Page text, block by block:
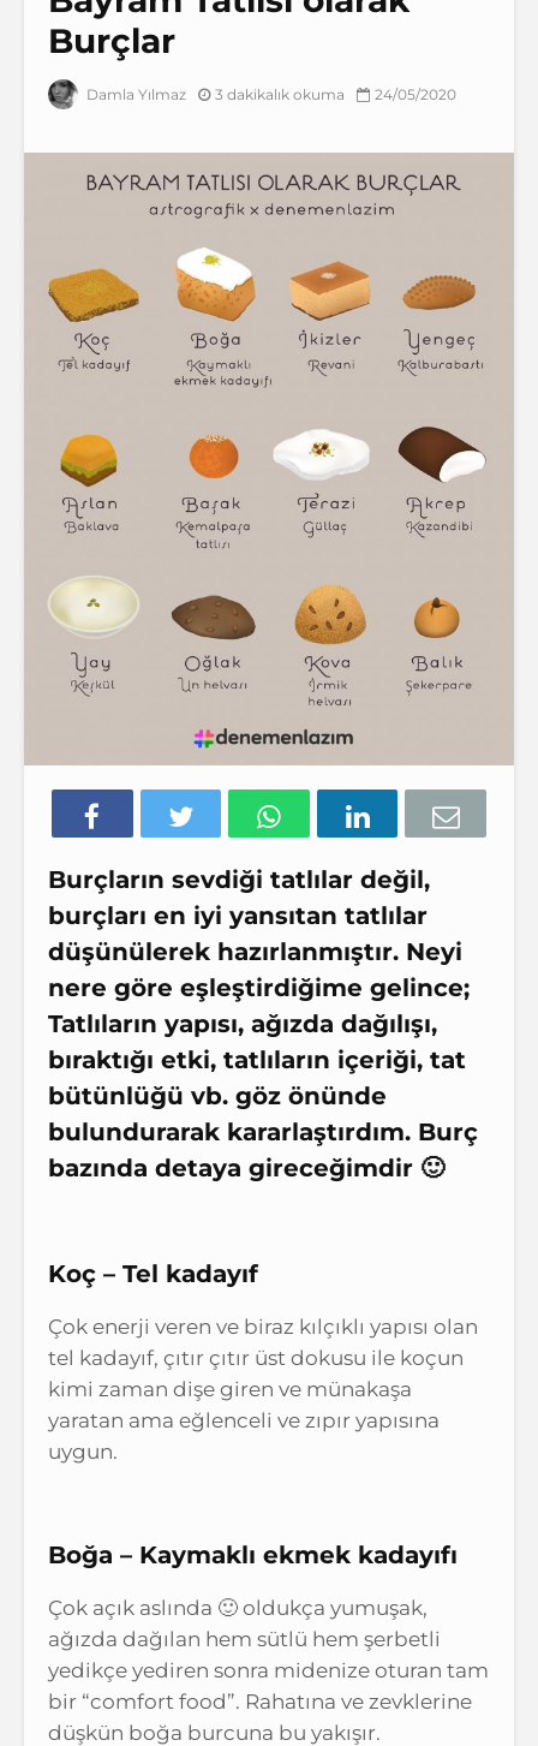
Burçlar
Damla Yılmaz 3 dakikalık okuma 24/05/2020
Burçların sevdiği tatlılar değil,
burçları en iyi yansıtan tatlılar
düşünülerek hazırlanmıştır. Neyi
nere göre eşleştirdiğime gelince;
Tatlıların yapısı, ağızda dağılışı,
bıraktığı etki, tatlıların içeriği, tat
bütünlüğü vb. göz önünde
bulundurarak kararlaştırdım. Burç
bazında detaya gireceğimdir 🙂
Koç – Tel kadayıf
Çok enerji veren ve biraz kılçıklı yapısı olan
tel kadayıf, çıtır çıtır üst dokusu ile koçun
kimi zaman dişe giren ve münakaşa
yaratan ama eğlenceli ve zıpır yapısına
uygun.
Boğa – Kaymaklı ekmek kadayıfı
Çok açık aslında 🙂 oldukça yumuşak,
ağızda dağılan hem sütlü hem şerbetli
yedikçe yediren sonra midenize oturan tam
bir “comfort food”. Rahatına ve zevklerine
düşkün boğa burcuna bu yakışır.